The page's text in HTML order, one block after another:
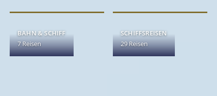
BAHN & SCHIFF
7 Reisen
SCHIFFSREISEN
29 Reisen